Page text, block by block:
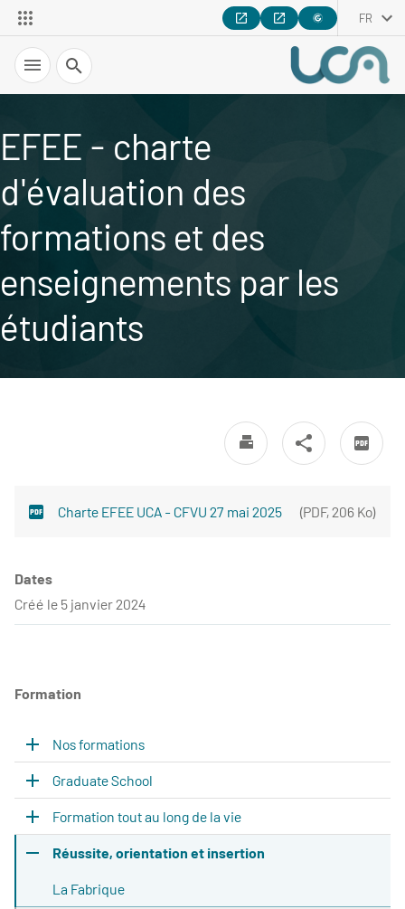
FR
Recherche
EFEE - charte
d'évaluation des
formations et des
enseignements par les
étudiants
Charte EFEE UCA - CFVU 27 mai 2025 (PDF,206 Ko)
Dates
Créé le 5 janvier 2024
Formation
Nos formations
Graduate School
Formation tout au long de la vie
Réussite, orientation et insertion
La Fabrique